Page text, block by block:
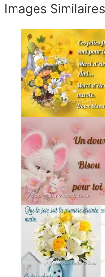
Images Similaires